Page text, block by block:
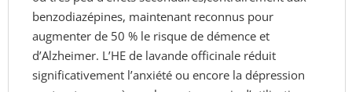
benzodiazépines, maintenant reconnus pour
augmenter de 50 % le risque de démence et
d’Alzheimer. L’HE de lavande officinale réduit
significativement l’anxiété ou encore la dépression